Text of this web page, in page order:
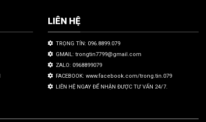
LIÊN HỆ
TRỌNG TÍN: 096.8899.079
GMAIL: trongtin7799@gmail.com
ZALO: 0968899079
FACEBOOK: www.facebook.com/trong.tin.079
LIÊN HỆ NGAY ĐỂ NHẬN ĐƯỢC TƯ VẤN 24/7.